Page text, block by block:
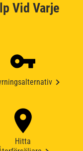
Vid Varje
Hitta